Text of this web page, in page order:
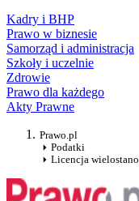
Kadry i BHP
Prawo w biznesie
Samorząd i administracja
Szkoły i uczelnie
Zdrowie
Prawo dla każdego
Akty Prawne
Prawo.pl
Podatki
Licencja